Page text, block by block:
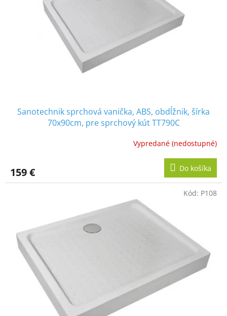
Sanotechnik sprchová vanička, ABS, obdĺžnik, šírka
70x90cm, pre sprchový kút TT790C
Vypredané (nedostupné)
159 € Do košíka
Kód: P108